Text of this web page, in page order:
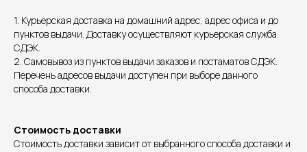
1. Курьерская доставка на домашний адрес, адрес офиса и до
пунктов выдачи. Доставку осуществляют курьерская служба
СДЭК.
2. Самовывоз из пунктов выдачи заказов и постаматов СДЭК.
Перечень адресов выдачи доступен при выборе данного
способа доставки.
Стоимость доставки
Стоимость доставки зависит от выбранного способа доставки и